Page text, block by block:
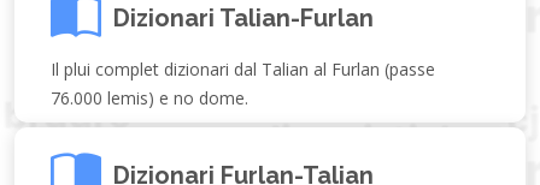
Dizionari Talian-Furlan
Il plui complet dizionari dal Talian al Furlan (passe
76.000 lemis) e no dome.
Dizionari Furlan-Talian